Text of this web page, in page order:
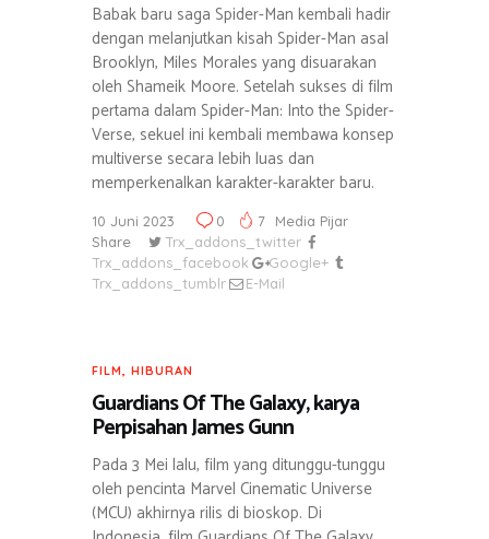
Babak baru saga Spider-Man kembali hadir
dengan melanjutkan kisah Spider-Man asal
Brooklyn, Miles Morales yang disuarakan
oleh Shameik Moore. Setelah sukses di film
pertama dalam Spider-Man: Into the Spider-
Verse, sekuel ini kembali membawa konsep
multiverse secara lebih luas dan
memperkenalkan karakter-karakter baru.
10 Juni 2023 0 7
Media Pijar
Share
Trx_addons_twitter
Trx_addons_facebook
Google+
Trx_addons_tumblr
E-Mail
FILM, HIBURAN
Guardians Of The Galaxy, karya
Perpisahan James Gunn
Pada 3 Mei lalu, film yang ditunggu-tunggu
oleh pencinta Marvel Cinematic Universe
(MCU) akhirnya rilis di bioskop. Di